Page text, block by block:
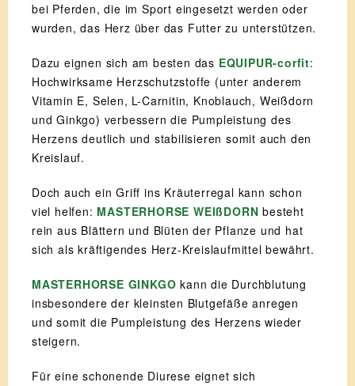
bei Pferden, die im Sport eingesetzt werden oder
wurden, das Herz über das Futter zu unterstützen.
Dazu eignen sich am besten das EQUIPUR-corfit:
Hochwirksame Herzschutzstoffe (unter anderem
Vitamin E, Selen, L-Carnitin, Knoblauch, Weißdorn
und Ginkgo) verbessern die Pumpleistung des
Herzens deutlich und stabilisieren somit auch den
Kreislauf.
Doch auch ein Griff ins Kräuterregal kann schon
viel helfen: MASTERHORSE WEIßDORN besteht
rein aus Blättern und Blüten der Pflanze und hat
sich als kräftigendes Herz-Kreislaufmittel bewährt.
MASTERHORSE GINKGO kann die Durchblutung
insbesondere der kleinsten Blutgefäße anregen
und somit die Pumpleistung des Herzens wieder
steigern.
Für eine schonende Diurese eignet sich